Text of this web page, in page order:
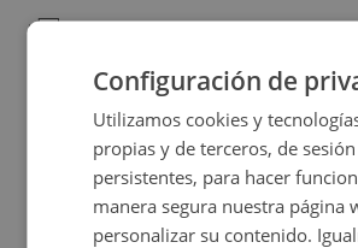
junto a la zona comercial, al
Mayor. Contacta con nosotros y te
detalle.
Ubicación
Configuración de
Utilizamos cookies y
propias y de terceros, de
persistentes, para hacer
manera segura nuestra página
personalizar su contenido.